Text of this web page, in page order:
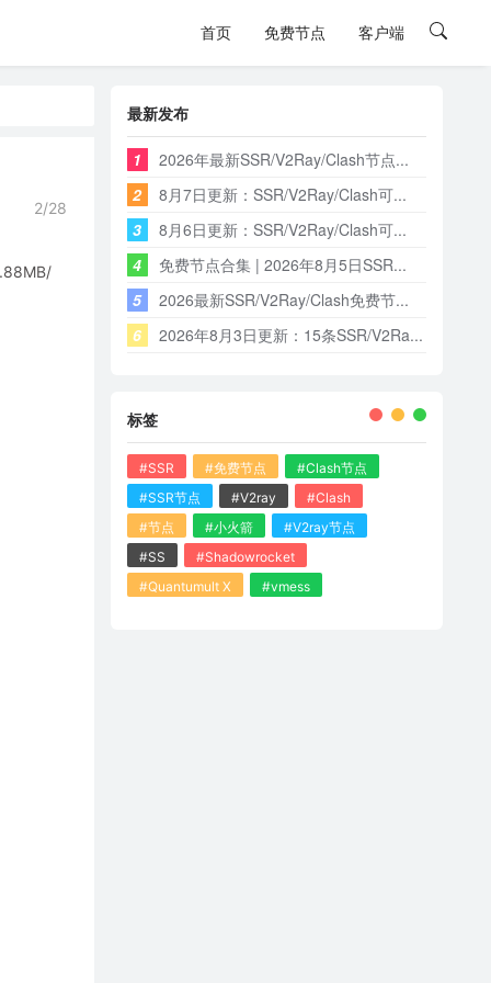
首页 免费节点 客户端
2/28
最新发布
1
2026年最新SSR/V2Ray/Clash节点...
2
8月7日更新：SSR/V2Ray/Clash可...
3
8月6日更新：SSR/V2Ray/Clash可...
4
免费节点合集 | 2026年8月5日SSR...
5
2026最新SSR/V2Ray/Clash免费节...
6
2026年8月3日更新：15条SSR/V2Ra...
标签
#SSR #免费节点
#Clash节点
#SSR节点
#V2ray
#Clash
#节点
#小火箭
#V2ray节点
#SS
#Shadowrocket
#Quantumult X
#vmess